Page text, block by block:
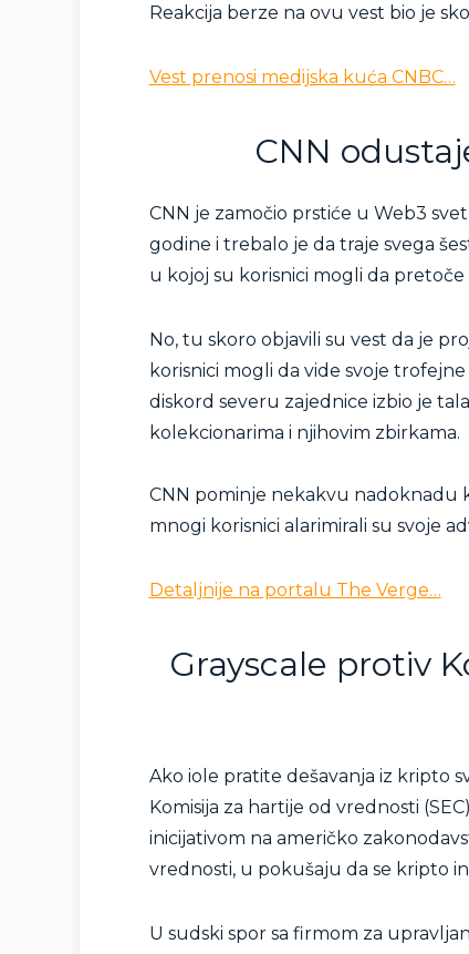
Reakcija berze na ovu vest bio je
Vest prenosi medijska kuća CNBC…
CNN
CNN je zamočio prstiće u Web3
godine i trebalo je da traje svega
u kojoj su korisnici mogli da
No, tu skoro objavili su vest da je
korisnici mogli da vide svoje
diskord severu zajednice izbio je
kolekcionarima i njihovim zbirkama.
CNN pominje nekakvu nadoknadu
mnogi korisnici alarimirali su svoje
Detaljnije na portalu The Verge…
Grayscale protiv
Ako iole pratite dešavanja iz kripto
Komisija za hartije od vrednosti
inicijativom na američko
vrednosti, u pokušaju da se kripto
U sudski spor sa firmom za